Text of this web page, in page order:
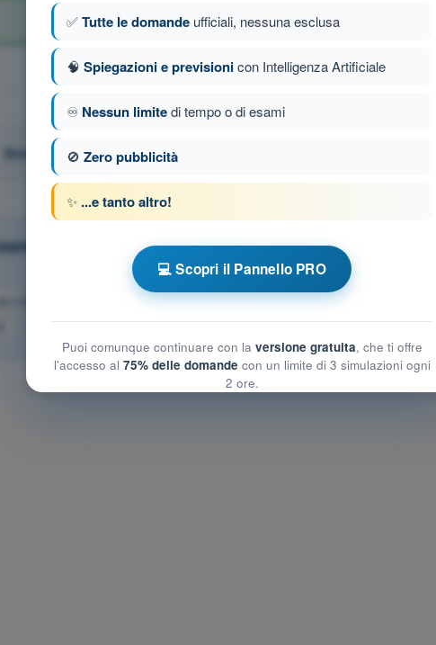
Domanda 19 di 38
a tempo STS-01 - Scenario Standard Operativo
Allenamento STS-01 - Prestazioni di volo UAS
✅Tutte le domande ufficiali, nessuna esclusa
🧠 Spiegazioni e previsionicon Intelligenza Artificiale
♾️ Nessun limitedi tempo o di esami
🚫 Zero pubblicità
✨ ...e tanto altro!
💻 Scopri il Pannello PRO
Puoi comunque continuare con la versione gratuita, che ti offre
l'accesso al 75% delle domande con un limite di 3 simulazioni ogni
2 ore.